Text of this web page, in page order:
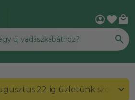
account_circlefavorite local_mall
22-ig üzletünk